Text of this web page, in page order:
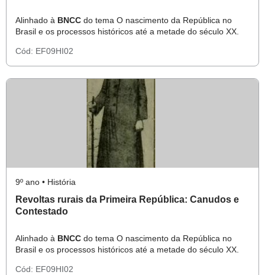
Alinhado à BNCC do tema O nascimento da República no
Brasil e os processos históricos até a metade do século XX.
Cód: EF09HI02
9º ano • História
Revoltas rurais da Primeira República: Canudos e
Contestado
Alinhado à BNCC do tema O nascimento da República no
Brasil e os processos históricos até a metade do século XX.
Cód: EF09HI02